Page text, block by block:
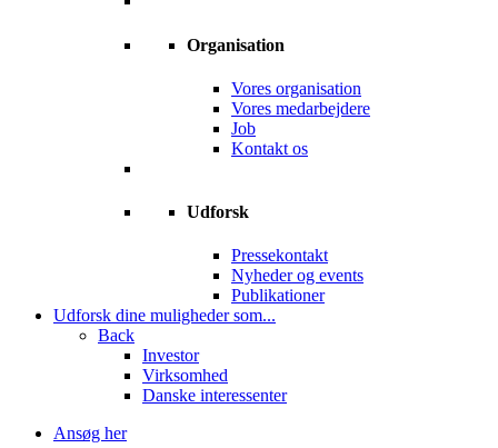
Organisation
Vores organisation
Vores medarbejdere
Job
Kontakt os
Udforsk
Pressekontakt
Nyheder og events
Publikationer
Udforsk dine muligheder som...
Back
Investor
Virksomhed
Danske interessenter
Ansøg her